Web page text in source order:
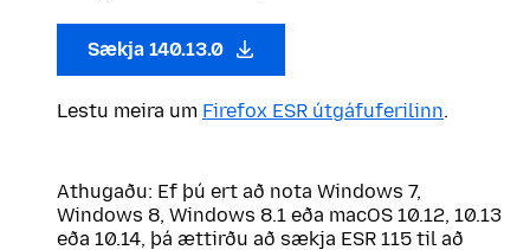
Sækja 140.13.0
Lestu meira um Firefox ESR útgáfuferilinn.
Athugaðu: Ef þú ert að nota Windows 7,
Windows 8, Windows 8.1 eða macOS 10.12, 10.13
eða 10.14, þá ættirðu að sækja ESR 115 til að